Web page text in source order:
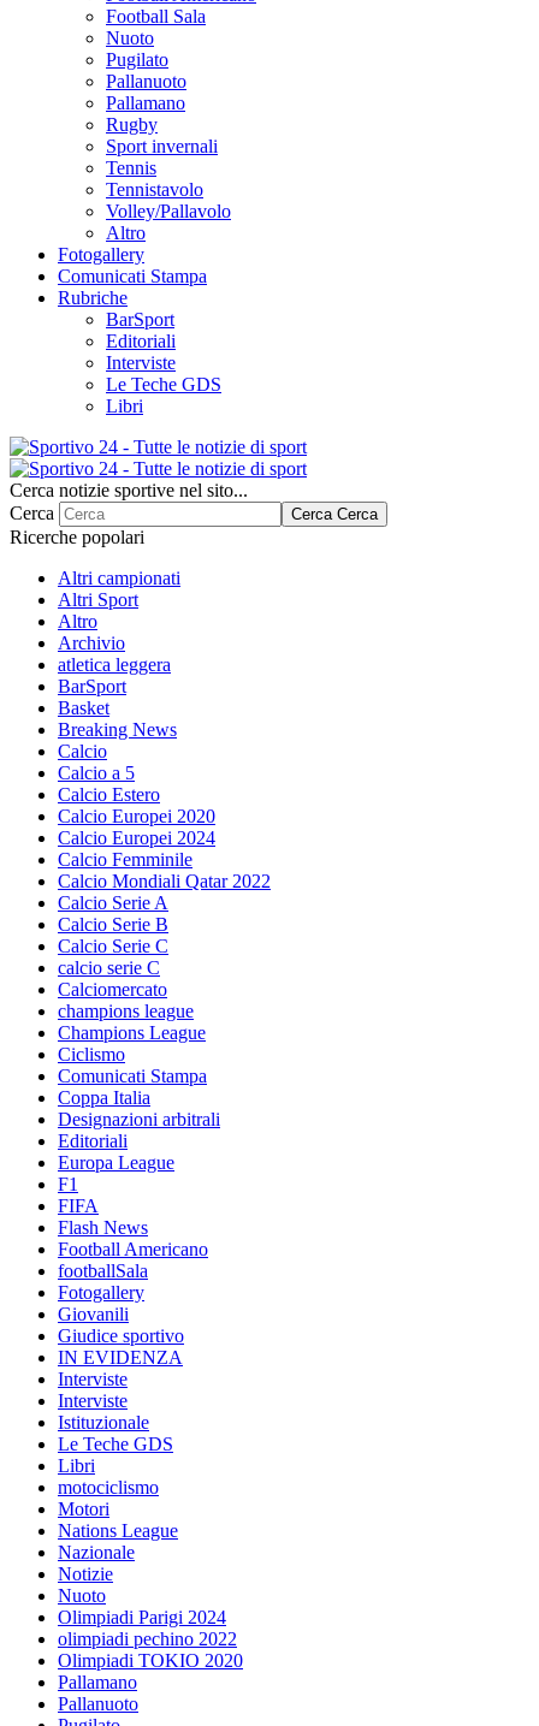
Football Sala
Nuoto
Pugilato
Pallanuoto
Pallamano
Rugby
Sport invernali
Tennis
Tennistavolo
Volley/Pallavolo
Altro
Fotogallery
Comunicati Stampa
Rubriche
BarSport
Editoriali
Interviste
Le Teche GDS
Libri
Cerca notizie sportive nel sito...
Cerca
Cerca Cerca
Ricerche popolari
Altri campionati
Altri Sport
Altro
Archivio
atletica leggera
BarSport
Basket
Breaking News
Calcio
Calcio a 5
Calcio Estero
Calcio Europei 2020
Calcio Europei 2024
Calcio Femminile
Calcio Mondiali Qatar 2022
Calcio Serie A
Calcio Serie B
Calcio Serie C
calcio serie C
Calciomercato
champions league
Champions League
Ciclismo
Comunicati Stampa
Coppa Italia
Designazioni arbitrali
Editoriali
Europa League
F1
FIFA
Flash News
Football Americano
footballSala
Fotogallery
Giovanili
Giudice sportivo
IN EVIDENZA
Interviste
Interviste
Istituzionale
Le Teche GDS
Libri
motociclismo
Motori
Nations League
Nazionale
Notizie
Nuoto
Olimpiadi Parigi 2024
olimpiadi pechino 2022
Olimpiadi TOKIO 2020
Pallamano
Pallanuoto